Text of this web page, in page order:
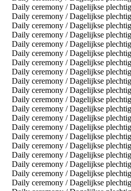
Daily ceremony / Dagelijkse
Daily ceremony / Dagelijkse
Daily ceremony / Dagelijkse
Daily ceremony / Dagelijkse
Daily ceremony / Dagelijkse
Daily ceremony / Dagelijkse
Daily ceremony / Dagelijkse
Daily ceremony / Dagelijkse
Daily ceremony / Dagelijkse
Daily ceremony / Dagelijkse
Daily ceremony / Dagelijkse
Daily ceremony / Dagelijkse
Daily ceremony / Dagelijkse
Daily ceremony / Dagelijkse
Daily ceremony / Dagelijkse
Daily ceremony / Dagelijkse
Daily ceremony / Dagelijkse
Daily ceremony / Dagelijkse
Daily ceremony / Dagelijkse
Daily ceremony / Dagelijkse